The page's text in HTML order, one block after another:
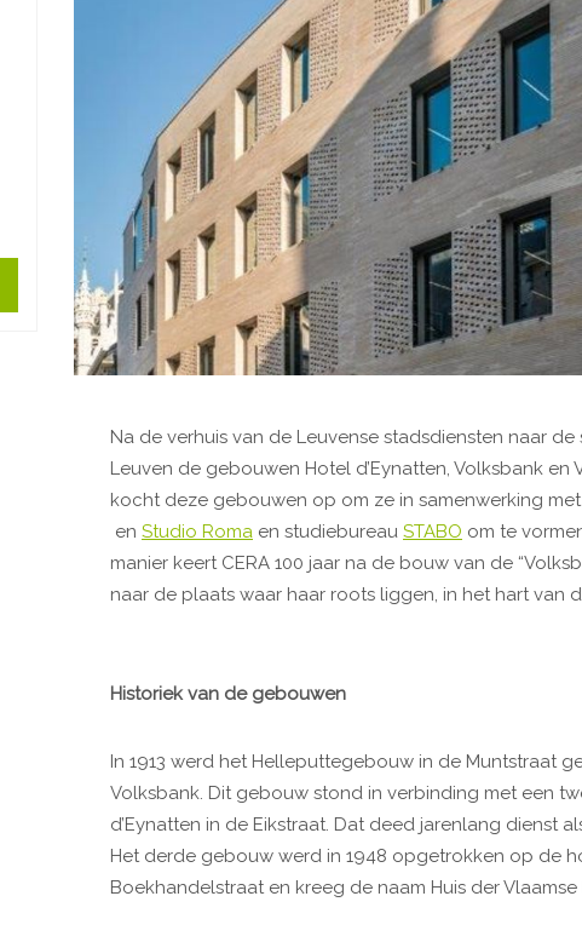
Na de verhuis van de Leuvense stadsdiensten naar
Leuven de gebouwen Hotel d’Eynatten, Volksbank en
kocht deze gebouwen op om ze in samenwerking
en Studio Roma en studiebureau STABO om te
manier keert CERA 100 jaar na de bouw van de
naar de plaats waar haar roots liggen, in het hart van
Historiek van de gebouwen
In 1913 werd het Helleputtegebouw in de Muntstraat
Volksbank. Dit gebouw stond in verbinding met een
d’Eynatten in de Eikstraat. Dat deed jarenlang dienst
Het derde gebouw werd in 1948 opgetrokken op de
Boekhandelstraat en kreeg de naam Huis der